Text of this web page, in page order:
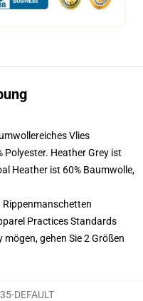
Vlies
Polyester. Heather Grey ist
Heather ist 60% Baumwolle,
Practices Standards
gehen Sie 2 Größen
DEFAULT